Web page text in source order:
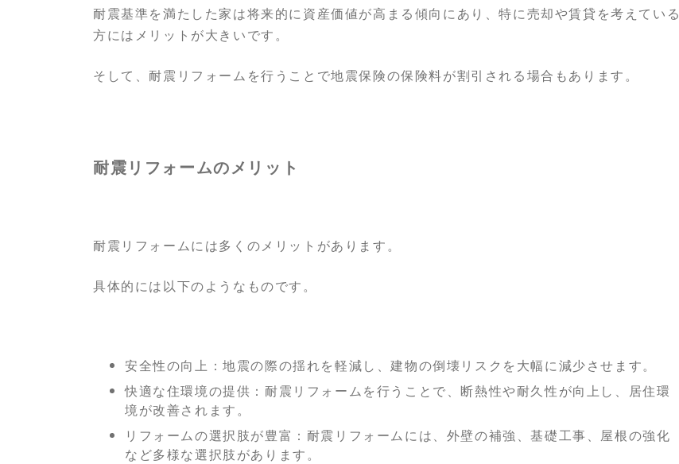
耐震基準を満たした家は将来的に資産価値が高まる傾向にあり、特に売却や賃貸を考えている
方にはメリットが大きいです。
そして、耐震リフォームを行うことで地震保険の保険料が割引される場合もあります。
耐震リフォームのメリット
耐震リフォームには多くのメリットがあります。
具体的には以下のようなものです。
安全性の向上：地震の際の揺れを軽減し、建物の倒壊リスクを大幅に減少させます。
快適な住環境の提供：耐震リフォームを行うことで、断熱性や耐久性が向上し、居住環
境が改善されます。
リフォームの選択肢が豊富：耐震リフォームには、外壁の補強、基礎工事、屋根の強化
など多様な選択肢があります。